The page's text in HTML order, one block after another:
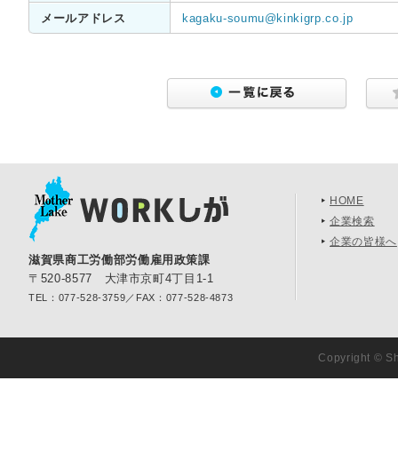
メールアドレス kagaku-soumu@kinkigrp.co.jp
滋賀県商工労働部労働雇用政策課
〒520-8577 大津市京町4丁目1-1
TEL：077-528-3759／FAX：077-528-4873
HOME
企業検索
企業の皆様へ
Copyright ©